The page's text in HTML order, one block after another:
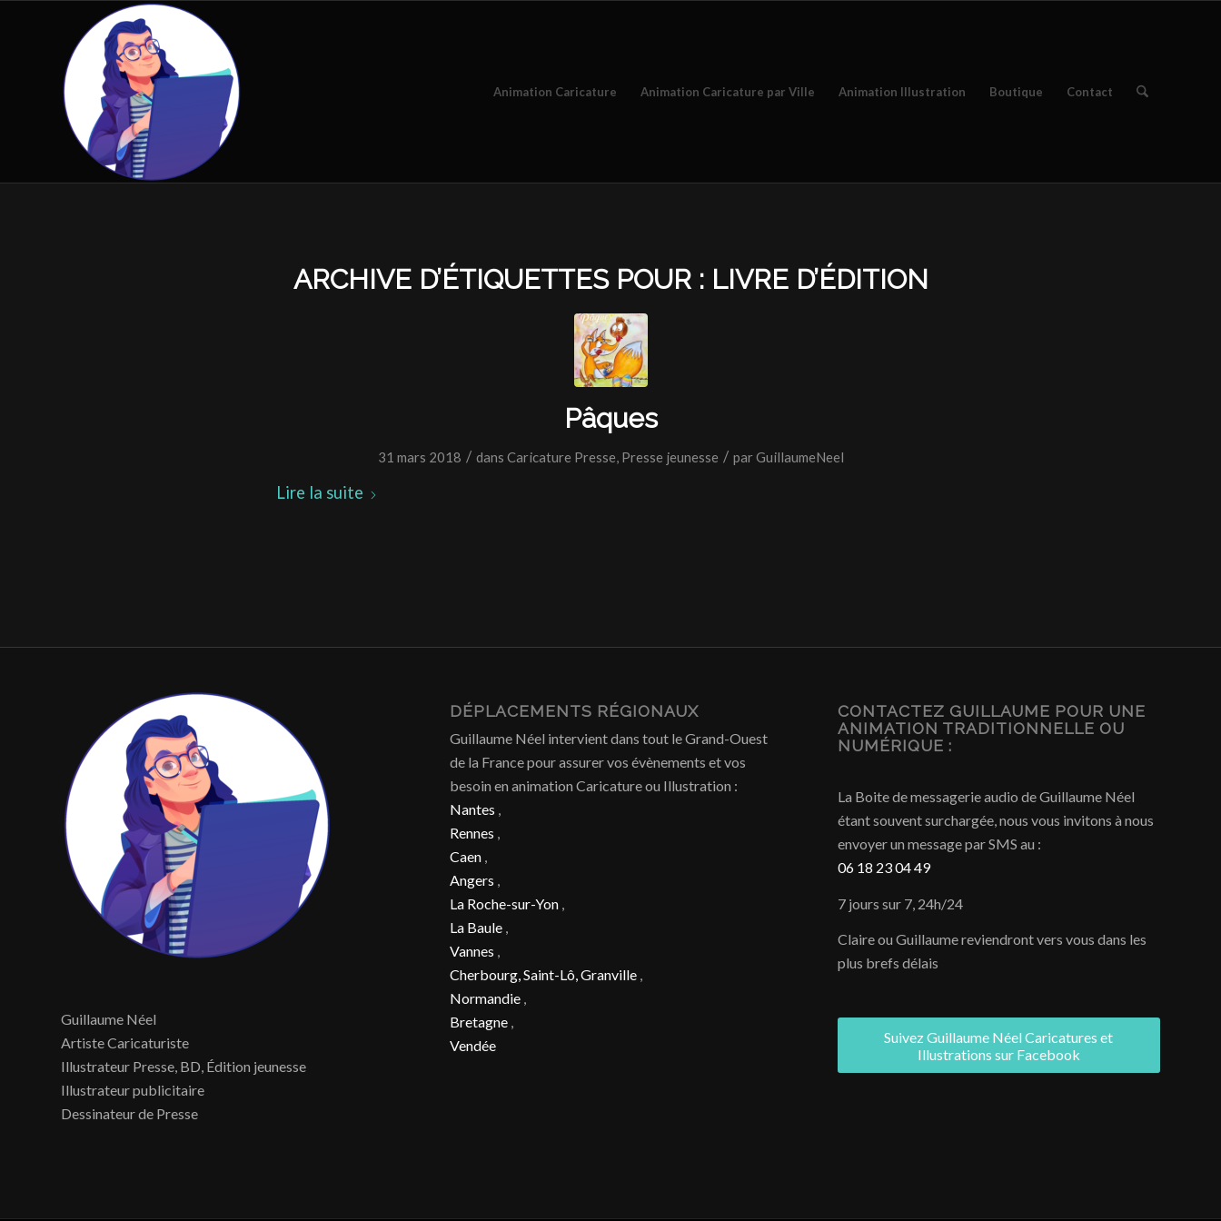
Animation Caricature Animation Caricature par Ville Animation Illustration Boutique Contact
ARCHIVE D’ÉTIQUETTES POUR : LIVRE D’ÉDITION
Pâques
31 mars 2018 / dans Caricature Presse, Presse jeunesse / parGuillaumeNeel
Lire la suite
Guillaume Néel
Artiste Caricaturiste
Illustrateur Presse, BD, Édition jeunesse
Illustrateur publicitaire
Dessinateur de Presse
DÉPLACEMENTS RÉGIONAUX
Guillaume Néel intervient dans tout le Grand-Ouest
de la France pour assurer vos évènements et vos
besoin en animation Caricature ou Illustration :
Nantes ,
Rennes ,
Caen,
Angers ,
La Roche-sur-Yon,
La Baule,
Vannes ,
Cherbourg, Saint-Lô, Granville,
Normandie,
Bretagne,
Vendée
CONTACTEZ GUILLAUME POUR UNE
ANIMATION TRADITIONNELLE OU
NUMÉRIQUE :
La Boite de messagerie audio de Guillaume Néel
étant souvent surchargée, nous vous invitons à nous
envoyer un message par SMS au :
06 18 23 04 49
7 jours sur 7, 24h/24
Claire ou Guillaume reviendront vers vous dans les
plus brefs délais
Suivez Guillaume Néel Caricatures et
Illustrations sur Facebook